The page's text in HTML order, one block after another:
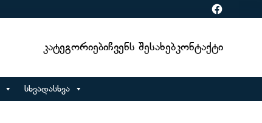
Facebook
ᲙატეგორიებიᲩვენს ᲨესახებᲙონტაქტი
სხვადასხვა